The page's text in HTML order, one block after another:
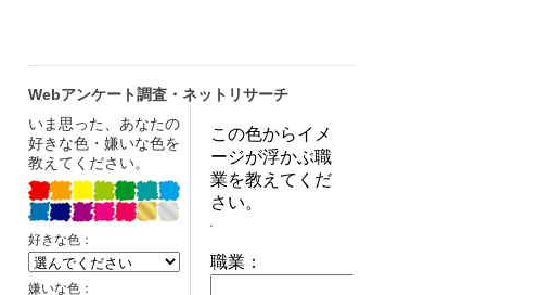
Webアンケート調査・ネットリサーチ